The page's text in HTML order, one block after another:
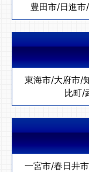
豊田市/日進市/
東海市/大府市/
比町/
一宮市/春日井市